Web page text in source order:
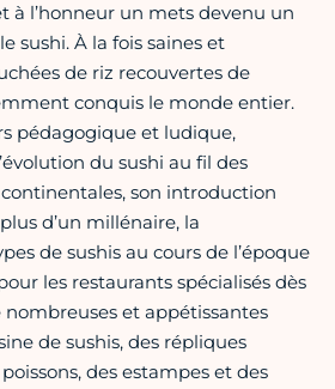
à l’honneur un mets devenu un
sushi. À la fois saines et
de riz recouvertes de
conquis le monde entier.
pédagogique et ludique,
du sushi au fil des
continentales, son introduction
d’un millénaire, la
de sushis au cours de l’époque
les restaurants spécialisés dès
nombreuses et appétissantes
de sushis, des répliques
des estampes et des